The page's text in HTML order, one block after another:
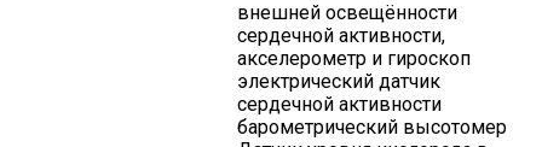
внешней освещённости
сердечной активности,
акселерометр и гироскоп
электрический датчик
сердечной активности
барометрический высотомер